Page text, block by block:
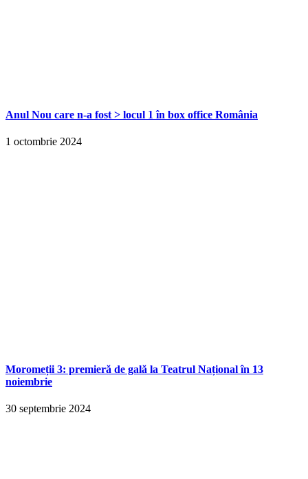
Anul Nou care n-a fost > locul 1 în box office România
1 octombrie 2024
Moromeții 3: premieră de gală la Teatrul Național în 13
noiembrie
30 septembrie 2024